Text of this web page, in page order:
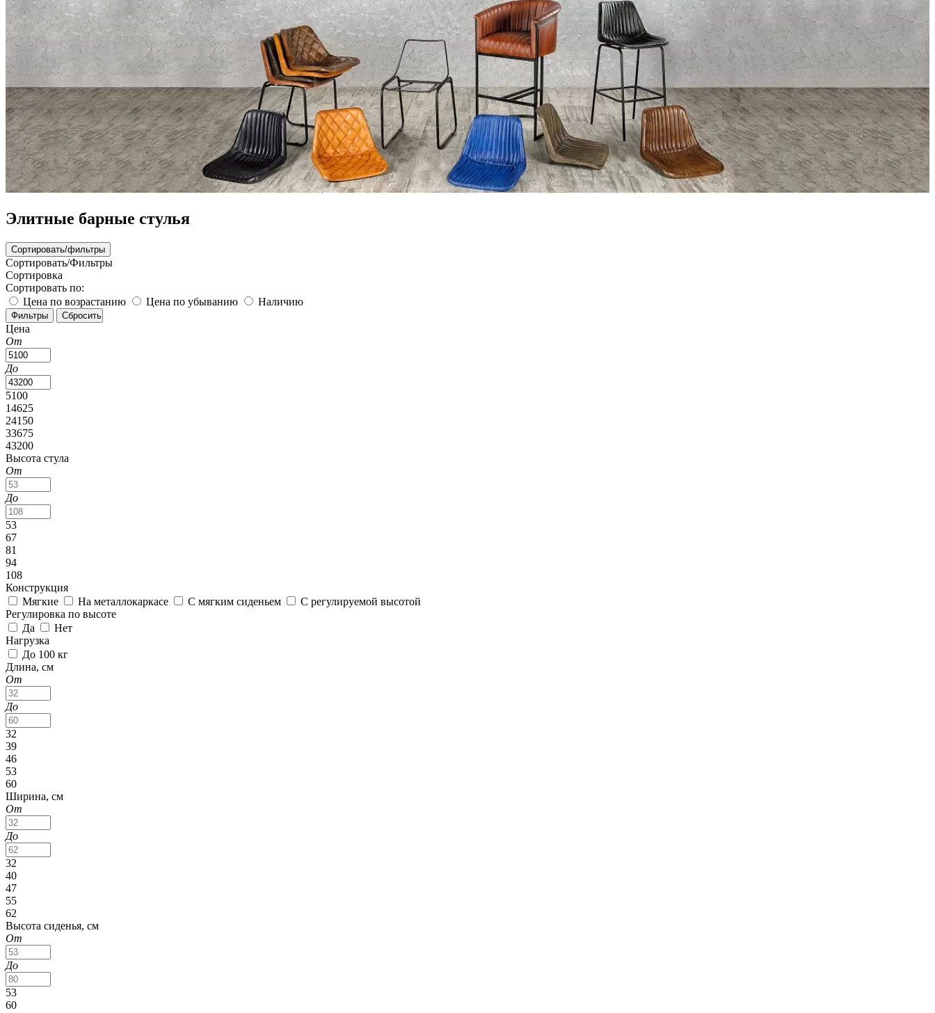
Элитные барные стулья
Сортировать/фильтры
Сортировать/Фильтры
Сортировка
Сортировать по:
Цена по возрастанию
Цена по убыванию Наличию
Цена
От
До
5100
14625
24150
33675
43200
Высота стула
От
До
53
67
81
94
108
Конструкция
Мягкие
На металлокаркасе С мягким сиденьем
С регулируемой высотой
Регулировка по высоте
Да
Нет
Нагрузка
До 100 кг
Длина, см
От
До
32
39
46
53
60
Ширина, см
От
До
32
40
47
55
62
Высота сиденья, см
От
До
53
60